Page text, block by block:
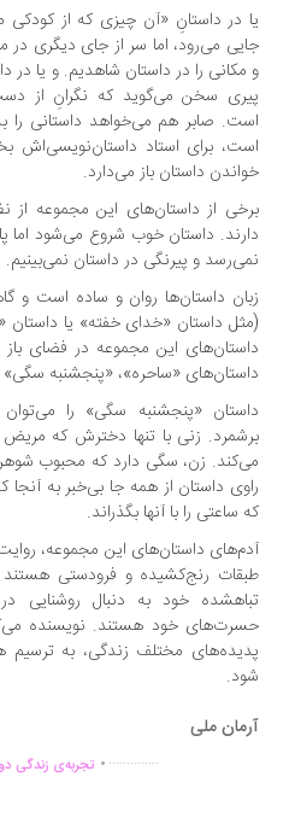
در داستانِ «آن چیزی که از کودکی
می­‌رود، اما سر از جای دیگری در
را در داستان شاهدیم. و یا در داستان
سخن می‌گوید که نگرانِ از دست‌دادن
صابر هم می‌خواهد داستانی را به نام
برای استاد داستان‌نویسی‌اش بخواند
داستان باز می‌دارد.
از داستان‌های این مجموعه از نظر
داستان خوب شروع می‌شود اما پایان
و پیرنگی در داستان نمی‌بینیم.
داستان‌ها روان و ساده است و گاهی
داستان «خدای خفته» یا داستان «به
این مجموعه در فضای باز یا
«ساحره»، «پنجشنبه سگی» و
«پنجشنبه سگی» را می‌توان
زنی با تنها دخترش که مریض است
زن، سگی دارد که محبوب شوهر از
داستان از همه جا بی‌خبر به آنجا
ساعتی را با آنها بگذراند.
داستان‌های این مجموعه، روایت‌گر
رنج‌کشیده و فرودستی هستند که
خود به دنبال روشنایی در
خود هستند. نویسنده می‌کوشد
مختلف زندگی، به ترسیم هرچه
ملی
.تجربه‌ی زندگی دوباره ...............